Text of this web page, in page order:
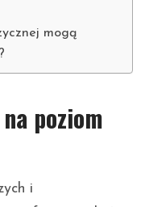
mogą
poziom
i